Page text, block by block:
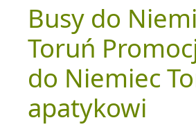
Busy do
Toruń
do Niemiec
apatykowi